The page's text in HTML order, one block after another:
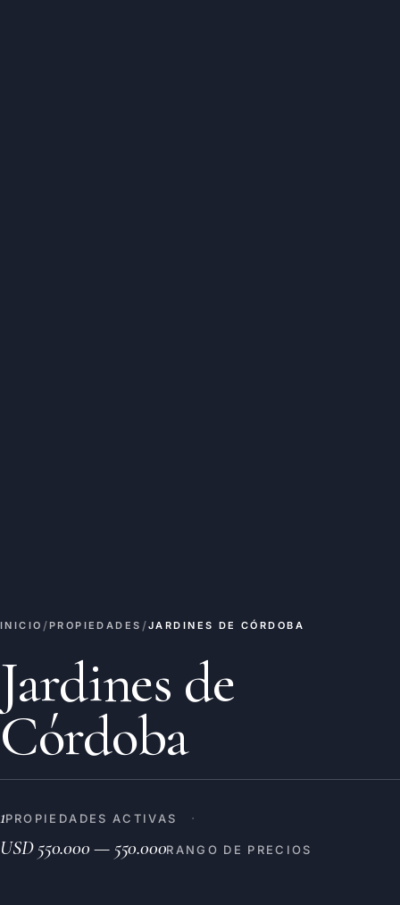
INICIO /PROPIEDADES /JARDINES DE CÓRDOBA
Jardines de
Córdoba
1PROPIEDADES ACTIVAS ·
USD 550.000 — 550.000RANGO DE PRECIOS